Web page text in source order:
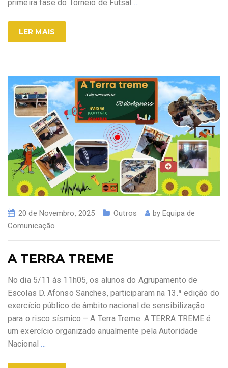
primeira fase do Torneio de Futsal …
LER MAIS
20 de Novembro, 2025 Outros byEquipa de
Comunicação
A TERRA TREME
No dia 5/11 às 11h05, os alunos do Agrupamento de
Escolas D. Afonso Sanches, participaram na 13.ª edição do
exercício público de âmbito nacional de sensibilização
para o risco sísmico – A Terra Treme. A TERRA TREME é
um exercício organizado anualmente pela Autoridade
Nacional …